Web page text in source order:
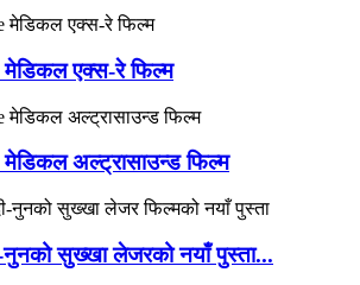
मेडिकल एक्स-रे फिल्म
मेडिकल अल्ट्रासाउन्ड फिल्म
नुनको सुख्खा लेजरको नयाँ पुस्ता...